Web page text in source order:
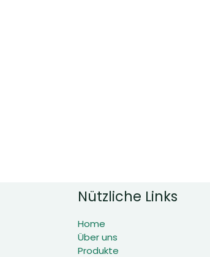
Nützliche Links
Home
Über uns
Produkte